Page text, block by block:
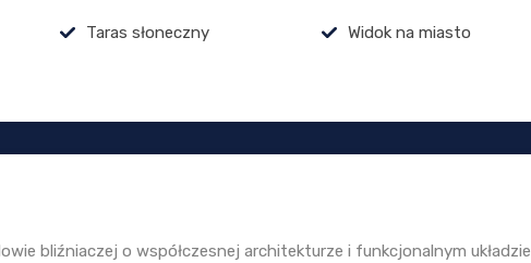
Taras słoneczny Widok na miasto
bliźniaczej o współczesnej architekturze i funkcjonalnym układzie